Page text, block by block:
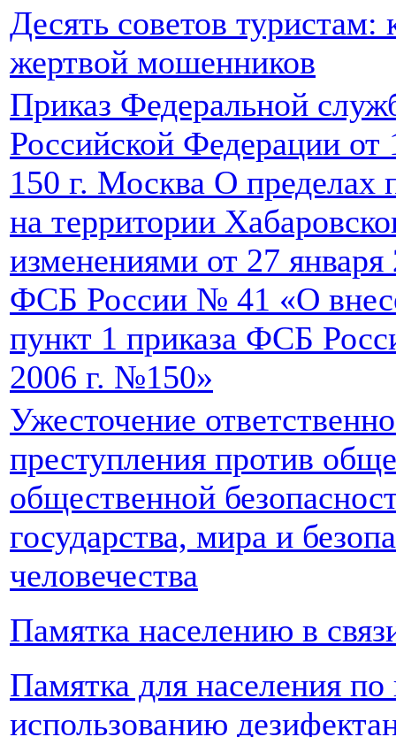
Десять советов туристам:
жертвой мошенников
Приказ Федеральной
Российской Федерации от
150 г. Москва О пределах
на территории
изменениями от 27 января
ФСБ России № 41 «О
пункт 1 приказа ФСБ
2006 г. №150»
Ужесточение
преступления против
общественной
государства, мира и
человечества
Памятка населению в
Памятка для населения
использованию